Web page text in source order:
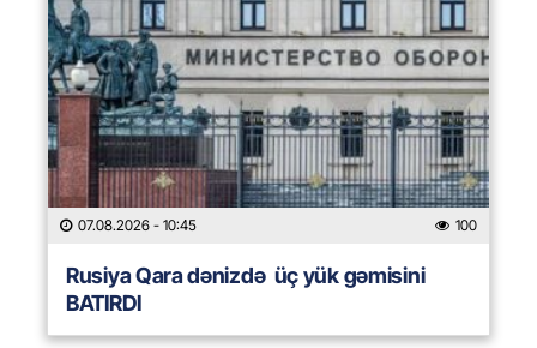
07.08.2026 - 10:45 100
Rusiya Qara dənizdə üç yük gəmisini
BATIRDI